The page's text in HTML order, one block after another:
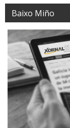
Baixo Miño